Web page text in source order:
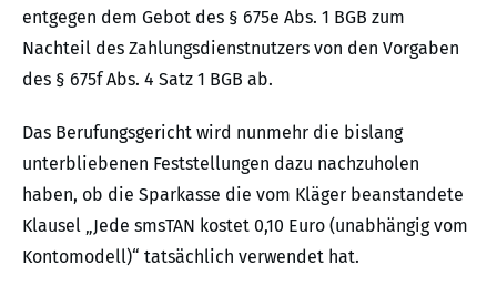
entgegen dem Gebot des § 675e Abs. 1 BGB zum
Nachteil des Zahlungsdienstnutzers von den Vorgaben
des § 675f Abs. 4 Satz 1 BGB ab.
Das Berufungsgericht wird nunmehr die bislang
unterbliebenen Feststellungen dazu nachzuholen
haben, ob die Sparkasse die vom Kläger beanstandete
Klausel „Jede smsTAN kostet 0,10 Euro (unabhängig vom
Kontomodell)“ tatsächlich verwendet hat.